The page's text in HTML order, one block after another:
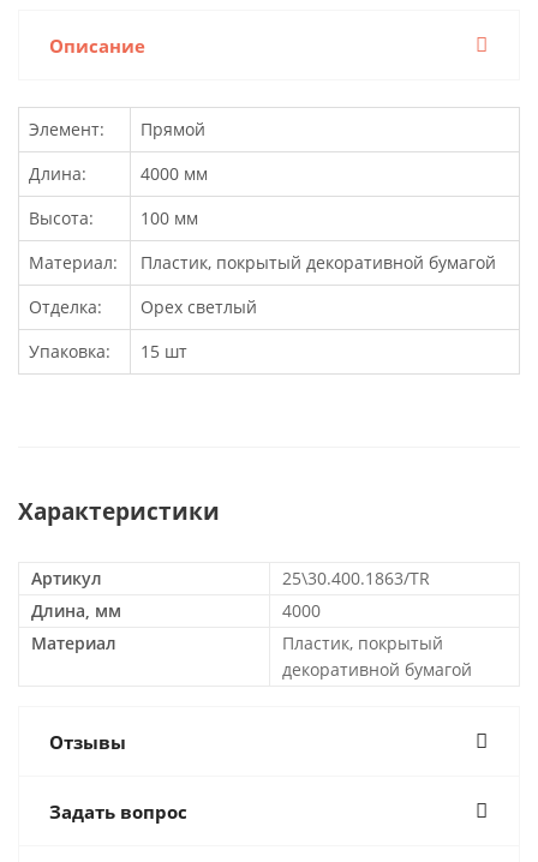
Описание
Элемент:
Прямой
Длина:
4000 мм
Высота:
100 мм
Материал:
Пластик, покрытый декоративной бумагой
Отделка:
Орех светлый
Упаковка:
15 шт
Характеристики
Артикул
25\30.400.1863/TR
Длина, мм
4000
Материал
Пластик, покрытый
декоративной бумагой
Отзывы
Задать вопрос